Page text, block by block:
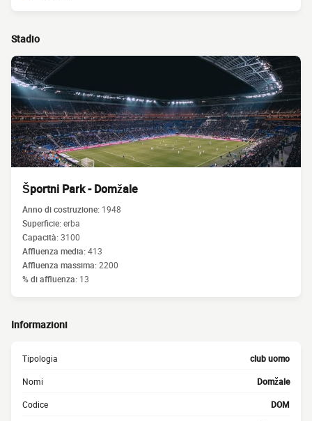
Stadio
Športni Park - Domžale
Anno di costruzione: 1948
Superficie:erba
Capacità:3100
Affluenza media:413
Affluenza massima:2200
% di affluenza: 13
Informazioni
Tipologia club uomo
Nomi Domžale
Codice DOM